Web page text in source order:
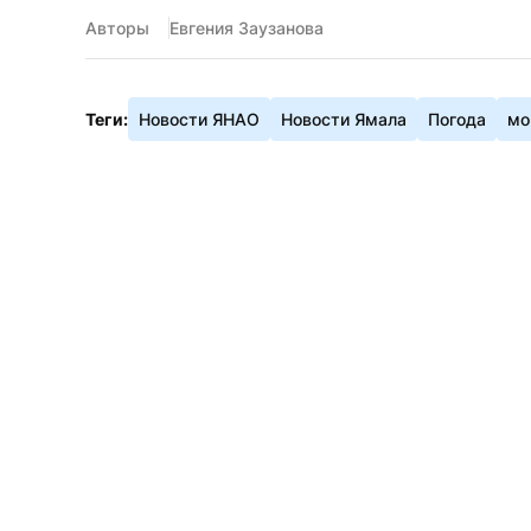
Авторы Евгения Заузанова
Теги: Новости ЯНАО Новости Ямала Погода